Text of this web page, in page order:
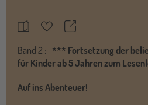
MerkzettelTeilen
Band 2 : *** Fortsetzung der
für Kinder ab 5 Jahren zum
Auf ins Abenteuer!